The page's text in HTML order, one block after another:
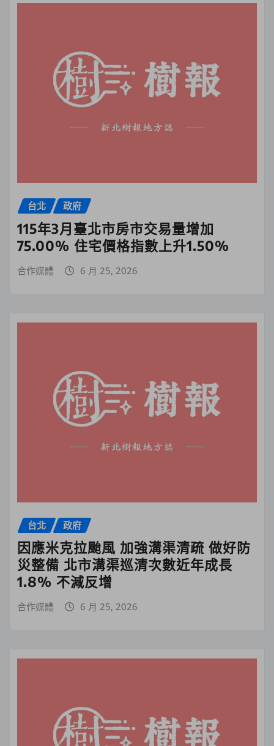
台北 政府
115年3月臺北市房市交易量增加
75.00% 住宅價格指數上升1.50%
合作媒體 6 月 25, 2026
台北 政府
因應米克拉颱風 加強溝渠清疏 做好防
災整備 北市溝渠巡清次數近年成長
1.8% 不減反增
合作媒體 6 月 25, 2026